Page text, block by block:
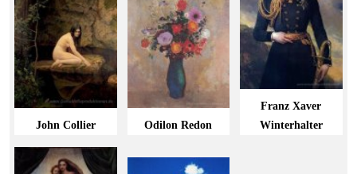
John Collier Odilon Redon
Franz Xaver
Winterhalter